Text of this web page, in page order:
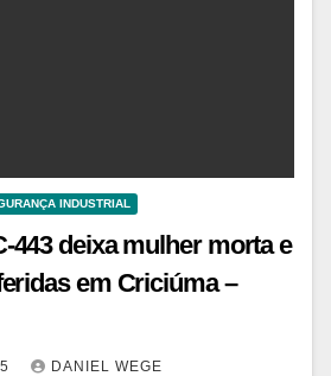
INDUSTRIAL
443 deixa mulher morta e
em Criciúma –
DANIEL WEGE